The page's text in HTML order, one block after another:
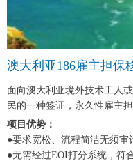
澳大利亚186雇主担保
面向澳大利亚境外技术工人
民的一种签证，永久性雇主
项目优势：
●要求宽松、流程简洁无须审
●无需经过EOI打分系统，符